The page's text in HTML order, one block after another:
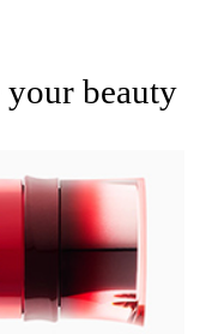
your beauty
your beauty
your beauty